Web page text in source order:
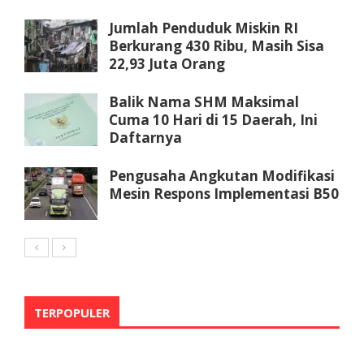
Jumlah Penduduk Miskin RI
Berkurang 430 Ribu, Masih Sisa
22,93 Juta Orang
Balik Nama SHM Maksimal
Cuma 10 Hari di 15 Daerah, Ini
Daftarnya
Pengusaha Angkutan Modifikasi
Mesin Respons Implementasi B50
TERPOPULER